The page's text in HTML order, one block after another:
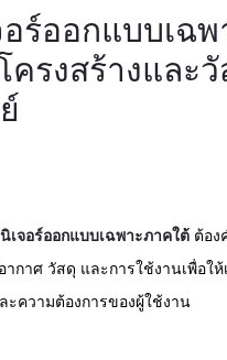
ร์ออกแบบเฉพ
ครงสร้างและ
เจอร์ออกแบบเฉพาะภาคใต้ ต้อง
กาศ วัสดุ และการใช้งานเพื่อใ
ความต้องการของผู้ใช้งาน